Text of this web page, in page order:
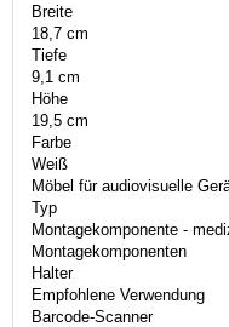
Breite
18,7 cm
Tiefe
9,1 cm
Höhe
19,5 cm
Farbe
Weiß
Möbel für audiovisuelle
Typ
Montagekomponente -
Montagekomponenten
Halter
Empfohlene Verwendung
Barcode-Scanner